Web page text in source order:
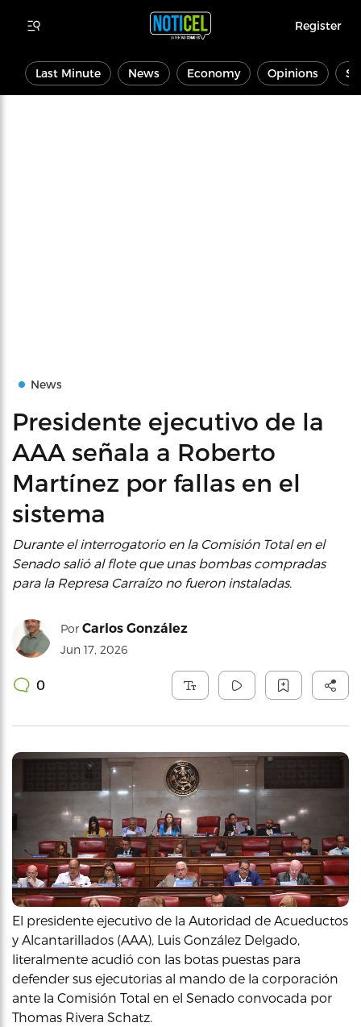
Register
Last Minute News Economy Opinions
News
Presidente ejecutivo de la
AAA señala a Roberto
Martínez por fallas en el
sistema
Durante el interrogatorio en la Comisión Total en el
Senado salió al flote que unas bombas compradas
para la Represa Carraízo no fueron instaladas.
Por Carlos González
Jun 17, 2026
0
El presidente ejecutivo de la Autoridad de Acueductos
y Alcantarillados (AAA), Luis González Delgado,
literalmente acudió con las botas puestas para
defender sus ejecutorias al mando de la corporación
ante la Comisión Total en el Senado convocada por
Thomas Rivera Schatz.